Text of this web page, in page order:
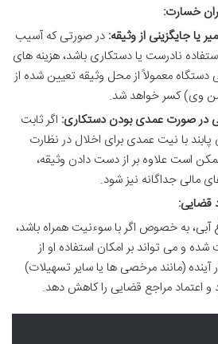
خسارت:
یا جایگزینی از وثیقه: در صورتی که آسیب
نادرست یا دستکاری باشد، هزینه های
دستگاه معمولاً از محل وثیقه تعیین شده از
وی) کسر خواهد شد.
در صورت عمدی بودن دستکاری: اگر ثابت
با نیت عمدی برای اخلال در نظارت
است علاوه بر از دست دادن وثیقه،
مالی جداگانه نیز شود.
قضایی:
به خصوص اگر با سوءنیت همراه باشد،
و می تواند بر امکان استفاده او از
آینده (مانند مرخصی ها یا سایر تسهیلات)
و اعتماد مراجع قضایی را کاهش دهد.